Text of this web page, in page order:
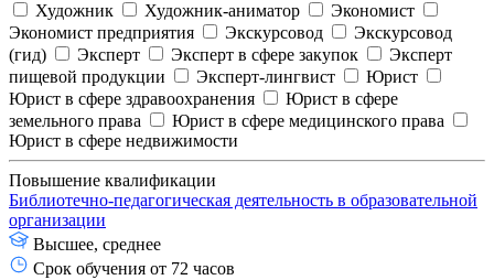
Художник
Художник-аниматор
Экономист
Экономист предприятия
Экскурсовод
Экскурсовод
(гид)
Эксперт Эксперт в сфере закупок
Эксперт
пищевой продукции
Эксперт-лингвист
Юрист
Юрист в сфере здравоохранения
Юрист в сфере
земельного права
Юрист в сфере медицинского права
Юрист в сфере недвижимости
Повышение квалификации
Библиотечно-педагогическая деятельность в образовательной
организации
Высшее, среднее
Срок обучения от 72 часов